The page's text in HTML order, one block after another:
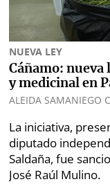
NUEVA LEY
Cáñamo:
y medicinal en
ALEIDA SAMANIEGO
La iniciativa,
diputado
Saldaña, fue
José Raúl Mulino.